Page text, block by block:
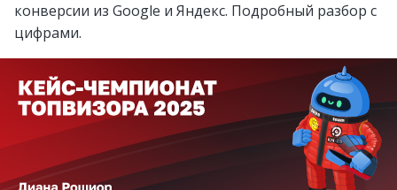
конверсии из Google и Яндекс. Подробный разбор с
цифрами.